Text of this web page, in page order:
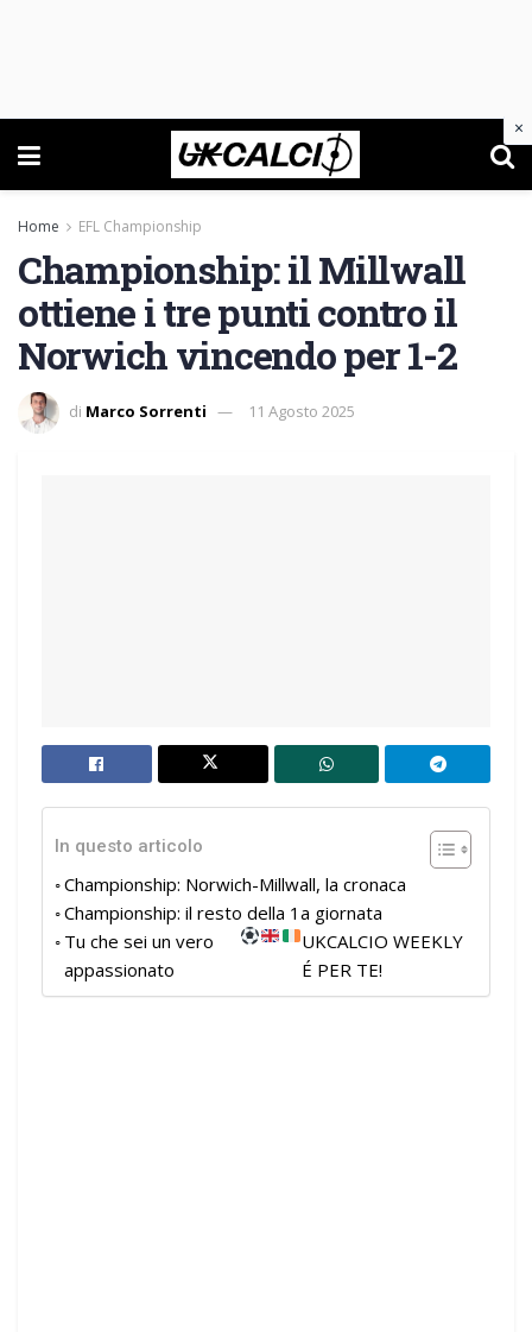
Home EFL Championship
Championship: il Millwall
ottiene i tre punti contro il
Norwich vincendo per 1-2
di Marco Sorrenti 11 Agosto 2025
In questo articolo
Championship: Norwich-Millwall, la cronaca
Championship: il resto della 1a giornata
Tu che sei un vero
appassionato
UKCALCIO WEEKLY
É PER TE!
×